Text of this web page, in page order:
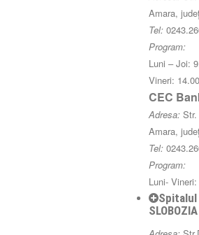
Amara,
Tel:
Program:
Luni – Joi:
Vineri:
CEC
Adresa:Str.
Amara,
Tel:
Program:
Luni-
Spitalul
SLOBOZIA